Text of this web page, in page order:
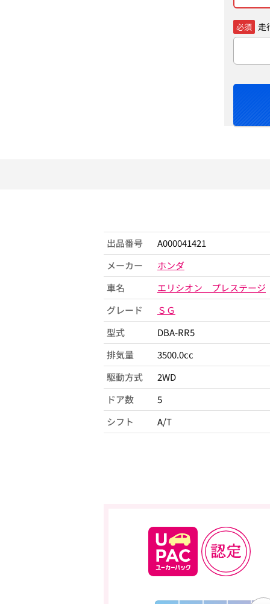
必須 走
出品番号
A000041421
メーカー
ホンダ
車名
エリシオン プレステージ
グレード
ＳＧ
型式
DBA-RR5
排気量
3500.0cc
駆動方式
2WD
ドア数
5
シフト
A/T